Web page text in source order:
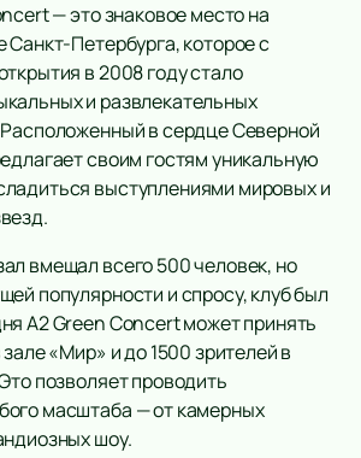
— это знаковое место на
Санкт-Петербурга, которое с
в 2008 году стало
и развлекательных
в сердце Северной
своим гостям уникальную
выступлениями мировых и
вмещал всего 500 человек, но
популярности и спросу, клуб был
A2 Green Concert может принять
«Мир» и до 1500 зрителей в
позволяет проводить
масштаба — от камерных
шоу.